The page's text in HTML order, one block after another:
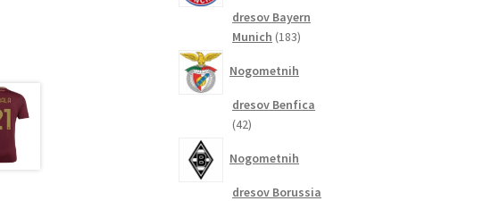
dresov Bayern
Munich 183183
Nogometnih
dresov Benfica
4242
Nogometnih
dresov Borussia